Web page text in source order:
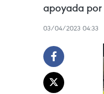
apoyada por
03/04/2023 04:33